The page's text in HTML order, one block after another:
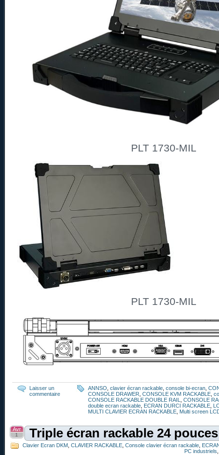
PLT 1730-MIL
PLT 1730-MIL
Laisser un
commentaire
ANNSO clavier écran rackable console bi-ecran
CONSOLE DRAWER CONSOLE KVM RACKABLE
CONSOLE RACKABLE DOUBLE RAIL
CONSOLE
double ecran rackable
ECRAN DURCI RACKABLE
MULTI CLAVIER ECRAN RACKABLE Multi screen
Triple écran rackable 24 pouces
Avr
1
Clavier Ecran DKM CLAVIER RACKABLE Console clavier écran rackable
PC industriels